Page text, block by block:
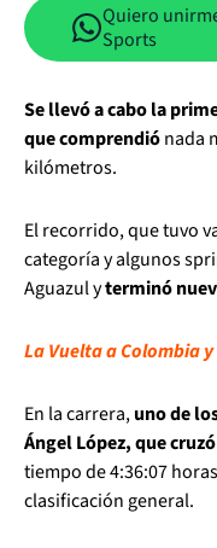
Quiero
Sports
Se llevó a cabo la
que comprendiónada
kilómetros.
El recorrido, que tuvo
categoría y algunos
Aguazul yterminó
La Vuelta a Colombia
En la carrera,uno de
Ángel López, que
tiempo de 4:36:07
clasificación general.